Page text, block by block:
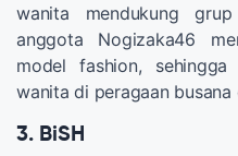
wanita mendukung
anggota Nogizaka46
model fashion,
wanita di peragaan busana
3. BiSH